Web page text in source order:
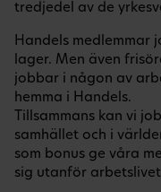
tredjedel av de
Handels medlemmar
lager. Men även
jobbar i någon av
hemma i Handels.
Tillsammans kan vi
samhället och i
som bonus ge våra
sig utanför